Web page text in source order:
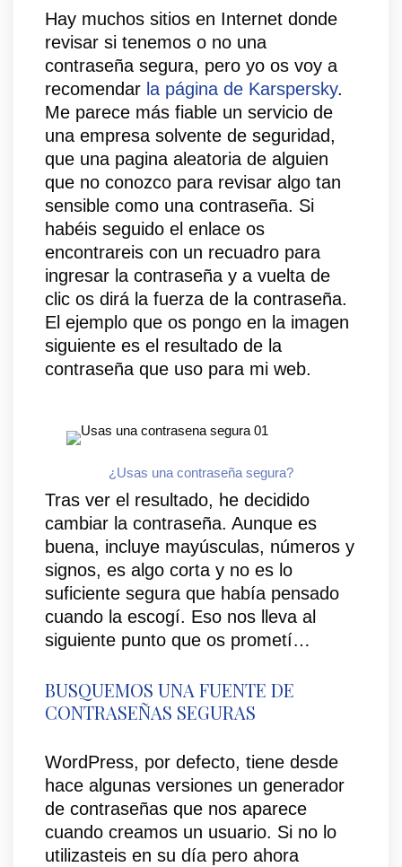
Hay muchos sitios en Internet donde
revisar si tenemos o no una
contraseña segura, pero yo os voy a
recomendar la página de Karspersky.
Me parece más fiable un servicio de
una empresa solvente de seguridad,
que una pagina aleatoria de alguien
que no conozco para revisar algo tan
sensible como una contraseña. Si
habéis seguido el enlace os
encontrareis con un recuadro para
ingresar la contraseña y a vuelta de
clic os dirá la fuerza de la contraseña.
El ejemplo que os pongo en la imagen
siguiente es el resultado de la
contraseña que uso para mi web.
¿Usas una contraseña segura?
Tras ver el resultado, he decidido
cambiar la contraseña. Aunque es
buena, incluye mayúsculas, números y
signos, es algo corta y no es lo
suficiente segura que había pensado
cuando la escogí. Eso nos lleva al
siguiente punto que os prometí…
BUSQUEMOS UNA FUENTE DE
CONTRASEÑAS SEGURAS
WordPress, por defecto, tiene desde
hace algunas versiones un generador
de contraseñas que nos aparece
cuando creamos un usuario. Si no lo
utilizasteis en su día pero ahora